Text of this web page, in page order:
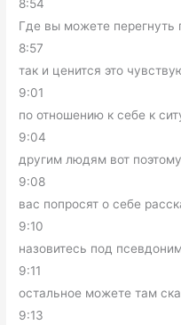
8:54
Где вы можете перегнуть
8:57
так и ценится это
9:01
по отношению к себе к
9:04
другим людям вот
9:08
вас попросят о себе
9:10
назовитесь под
9:11
остальное можете там
9:13